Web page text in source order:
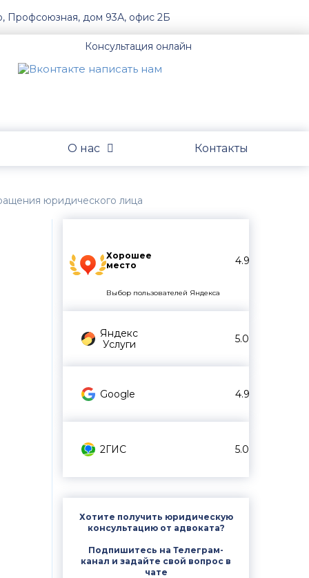
Профсоюзная, дом 93А, офис 2Б
Консультация онлайн
О нас Контакты
юридического лица
Хорошее
место
4.9
Выбор пользователей Яндекса
Яндекс
Услуги
5.0
Google 4.9
2ГИС 5.0
Хотите получить юридическую
консультацию от адвоката?
Подпишитесь на Телеграм-
канал и задайте свой вопрос в
чате